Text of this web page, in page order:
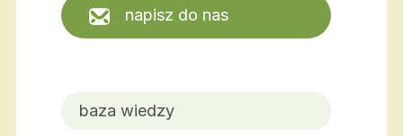
napisz do nas
baza wiedzy